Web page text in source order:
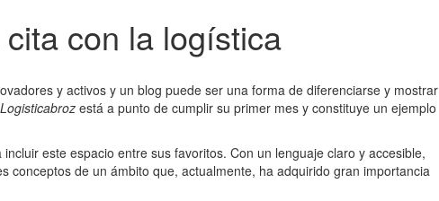
con la logística
y activos y un blog puede ser una forma de diferenciarse y mostrar
Logisticabroz está a punto de cumplir su primer mes y constituye un ejemplo
este espacio entre sus favoritos. Con un lenguaje claro y accesible,
conceptos de un ámbito que, actualmente, ha adquirido gran importancia